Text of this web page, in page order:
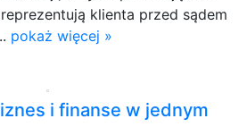
klienta przed sądem
pokaż więcej »
i finanse w jednym